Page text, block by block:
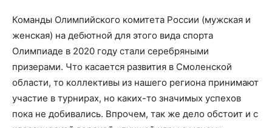
Команды Олимпийского комитета России (мужская и
женская) на дебютной для этого вида спорта
Олимпиаде в 2020 году стали серебряными
призерами. Что касается развития в Смоленской
области, то коллективы из нашего региона принимают
участие в турнирах, но каких-то значимых успехов
пока не добивались. Впрочем, так же дело обстоит и с